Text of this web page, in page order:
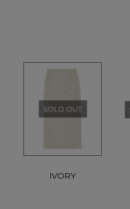
IVORY